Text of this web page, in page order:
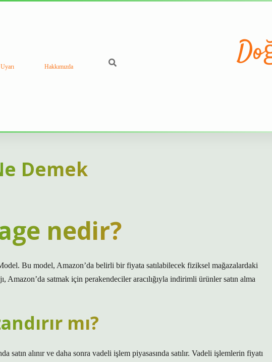
Hakkımızda
Demek
nedir?
Bu model, Amazon’da belirli bir fiyata satılabilecek fiziksel mağazalardaki
Amazon’da satmak için perakendeciler aracılığıyla indirimli ürünler satın alma
mı?
satın alınır ve daha sonra vadeli işlem piyasasında satılır. Vadeli işlemlerin fiyatı